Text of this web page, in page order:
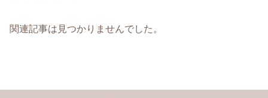
関連記事は見つかりませんでした。